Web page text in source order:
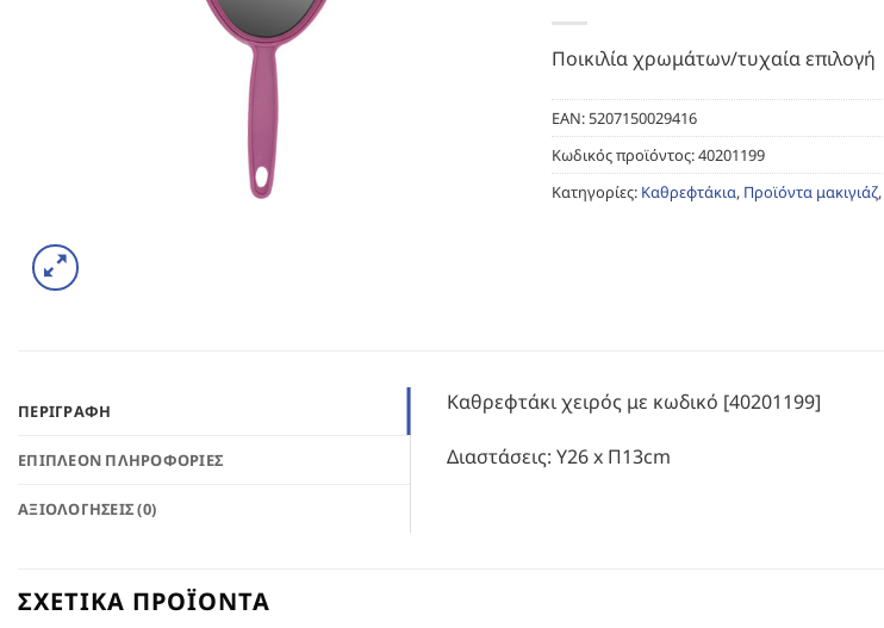
Ποικιλία χρωμάτων/τυχαία επιλογή
EAN:5207150029416
Κωδικός προϊόντος:40201199
Κατηγορίες: Καθρεφτάκια, Προϊόντα μακιγιάζ,
ΠΕΡΙΓΡΑΦΉ
ΕΠΙΠΛΈΟΝ ΠΛΗΡΟΦΟΡΊΕΣ
ΑΞΙΟΛΟΓΉΣΕΙΣ (0)
Καθρεφτάκι χειρός με κωδικό [40201199]
Διαστάσεις: Υ26 x Π13cm
ΣΧΕΤΙΚΆ ΠΡΟΪΌΝΤΑ